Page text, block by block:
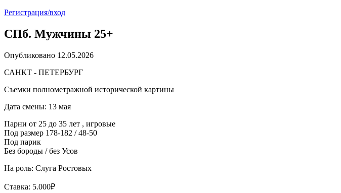
Регистрация/вход
СПб. Мужчины 25+
Опубликовано 12.05.2026
САНКТ - ПЕТЕРБУРГ
Съемки полнометражной исторической картины
Дата смены: 13 мая
Парни от 25 до 35 лет , игровые
Под размер 178-182 / 48-50
Под парик
Без бороды / без Усов
На роль: Слуга Ростовых
Ставка: 5.000₽